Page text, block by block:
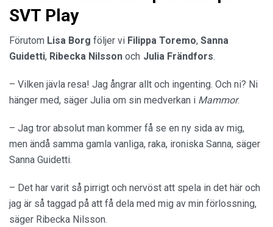
SVT Play
Förutom Lisa Borg följer vi Filippa Toremo, Sanna
Guidetti, Ribecka Nilsson och Julia Frändfors.
– Vilken jävla resa! Jag ångrar allt och ingenting. Och ni? Ni
hänger med, säger Julia om sin medverkan i Mammor.
– Jag tror absolut man kommer få se en ny sida av mig,
men ändå samma gamla vanliga, raka, ironiska Sanna, säger
Sanna Guidetti.
– Det har varit så pirrigt och nervöst att spela in det här och
jag är så taggad på att få dela med mig av min förlossning,
säger Ribecka Nilsson.